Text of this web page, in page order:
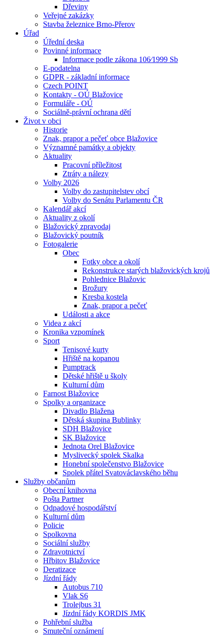
Dřeviny
Veřejné zakázky
Stavba železnice Brno-Přerov
Úřad
Úřední deska
Povinné informace
Informace podle zákona 106⁄1999 Sb
E-podatelna
GDPR - základní informace
Czech POINT
Kontakty - OÚ Blažovice
Formuláře - OÚ
Sociálně-právní ochrana dětí
Život v obci
Historie
Znak, prapor a pečeť obce Blažovice
Významné památky a objekty
Aktuality
Pracovní příležitost
Ztráty a nálezy
Volby 2026
Volby do zastupitelstev obcí
Volby do Senátu Parlamentu ČR
Kalendář akcí
Aktuality z okolí
Blažovický zpravodaj
Blažovický poutník
Fotogalerie
Obec
Fotky obce a okolí
Rekonstrukce starých blažovických krojů
Pohlednice Blažovic
Brožury
Kresba kostela
Znak, prapor a pečeť
Události a akce
Videa z akcí
Kronika vzpomínek
Sport
Tenisové kurty
Hřiště na kopanou
Pumptrack
Dětské hřiště u školy
Kulturní dům
Farnost Blažovice
Spolky a organizace
Divadlo Blažena
Dětská skupina Bublinky
SDH Blažovice
SK Blažovice
Jednota Orel Blažovice
Myslivecký spolek Skalka
Honební společenstvo Blažovice
Spolek přátel Svatováclavského běhu
Služby občanům
Obecní knihovna
Pošta Partner
Odpadové hospodářství
Kulturní dům
Policie
Spolkovna
Sociální služby
Zdravotnictví
Hřbitov Blažovice
Deratizace
Jízdní řády
Autobus 710
Vlak S6
Trolejbus 31
Jízdní řády KORDIS JMK
Pohřební služba
Smuteční oznámení